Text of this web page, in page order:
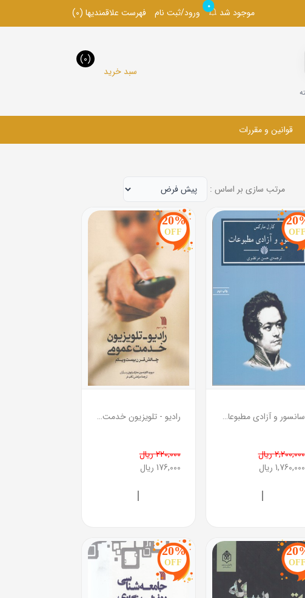
موجود شد
0
ورود/ثبت نام فهرست علاقمندیها (0)
سبد خرید
(0)
قوانین و مقررات
مرتب سازی بر اساس :
OFF
سانسور و آزادی مطبوعات
2,200,000 ریال
1,760,000 ریال
|
20%
OFF
رادیو - تلویزیون خدمت عمومی
220,000 ریال
176,000 ریال
|
OFF
20%
OFF